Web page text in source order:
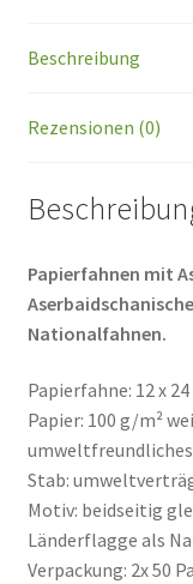
Beschreibung
Rezensionen (0)
Papierfahnen mit
Nationalfahnen.
Papierfahne: 12 x
Papier: 100 g/m²
Stab:
Motiv: beidseitig
Länderflagge als
Verpackung: 2x 50